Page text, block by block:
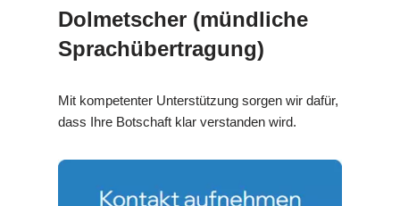
Dolmetscher (mündliche
Sprachübertragung)
Mit kompetenter Unterstützung sorgen wir dafür,
dass Ihre Botschaft klar verstanden wird.